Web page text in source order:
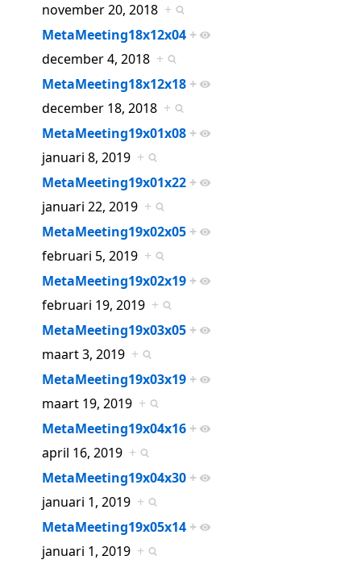
november 20, 2018 +
MetaMeeting18x12x04 +
december 4, 2018 +
MetaMeeting18x12x18 +
december 18, 2018 +
MetaMeeting19x01x08 +
januari 8, 2019 +
MetaMeeting19x01x22 +
januari 22, 2019 +
MetaMeeting19x02x05 +
februari 5, 2019 +
MetaMeeting19x02x19 +
februari 19, 2019 +
MetaMeeting19x03x05 +
maart 3, 2019 +
MetaMeeting19x03x19 +
maart 19, 2019 +
MetaMeeting19x04x16 +
april 16, 2019 +
MetaMeeting19x04x30 +
januari 1, 2019 +
MetaMeeting19x05x14 +
januari 1, 2019 +